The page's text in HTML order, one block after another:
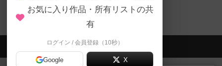
分ければ資源のトップに戻る
会員の新しい投稿
お気に入り作品・所有リストの共
有
ログイン / 会員登録（10秒）
Google X